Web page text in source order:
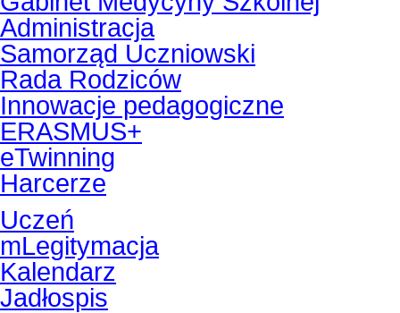
Administracja
Samorząd Uczniowski
Rada Rodziców
Innowacje pedagogiczne
ERASMUS+
eTwinning
Harcerze
Uczeń
mLegitymacja
Kalendarz
Jadłospis